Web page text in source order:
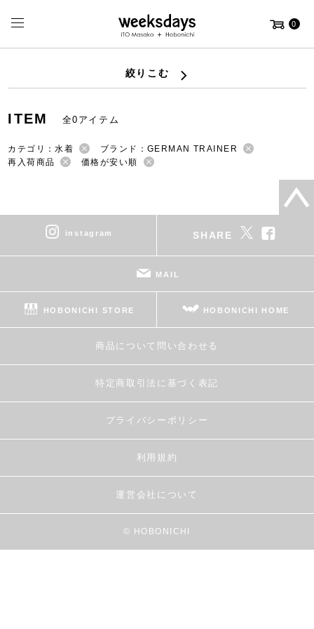
0
絞りこむ
ITEM 全0アイテム
カテゴリ：水着
ブランド：GERMAN TRAINER
再入荷商品
価格が安い順
instagram SHARE
MAIL
HOBONICHI STORE HOBONICHI HOME
商品について問い合わせる
特定商取引法に基づく表記
プライバシーポリシー
利用規約
運営会社について
© HOBONICHI